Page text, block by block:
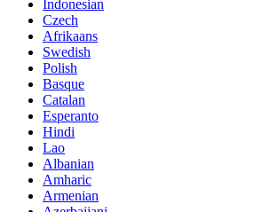
Indonesian
Czech
Afrikaans
Swedish
Polish
Basque
Catalan
Esperanto
Hindi
Lao
Albanian
Amharic
Armenian